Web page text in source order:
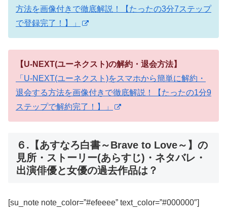
方法を画像付きで徹底解説！【たったの3分7ステップ
で登録完了！】」
【U-NEXT(ユーネクスト)の解約・退会方法】
「U-NEXT(ユーネクスト)をスマホから簡単に解約・
退会する方法を画像付きで徹底解説！【たったの1分9
ステップで解約完了！】」
６.【あすなろ白書～Brave to Love～】の
見所・ストーリー(あらすじ)・ネタバレ・
出演俳優と女優の過去作品は？
[su_note note_color=”#efeeee” text_color=”#000000″]